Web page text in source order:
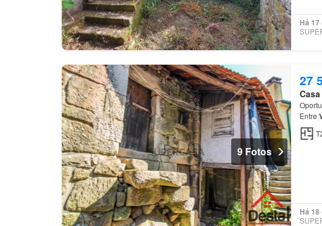
Há 17
9 Fotos
27
Casa
Entre
SCE,
Há 18